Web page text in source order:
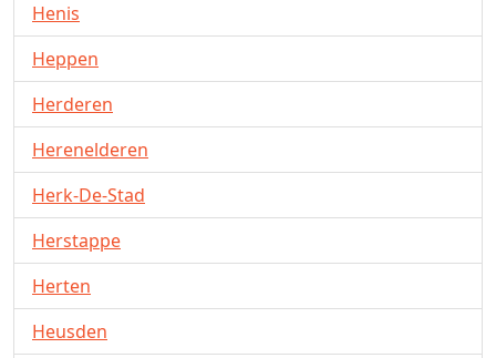
Henis
Heppen
Herderen
Herenelderen
Herk-De-Stad
Herstappe
Herten
Heusden